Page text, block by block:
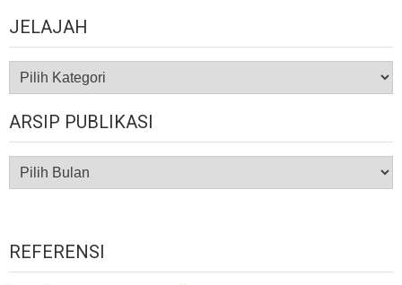
JELAJAH
JELAJAH
ARSIP PUBLIKASI
ARSIP
PUBLIKASI
REFERENSI